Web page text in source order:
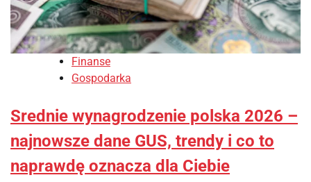
Finanse
Gospodarka
Srednie wynagrodzenie polska 2026 –
najnowsze dane GUS, trendy i co to
naprawdę oznacza dla Ciebie